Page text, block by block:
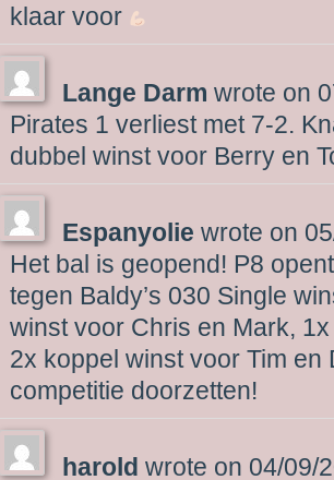
klaar voor
Lange Darmwrote on
Pirates 1 verliest met 7-2.
dubbel winst voor Berry en
Espanyoliewrote on
Het bal is geopend! P8
tegen Baldy’s 030 Single
winst voor Chris en Mark,
2x koppel winst voor Tim
competitie doorzetten!
haroldwrote on 04/09/